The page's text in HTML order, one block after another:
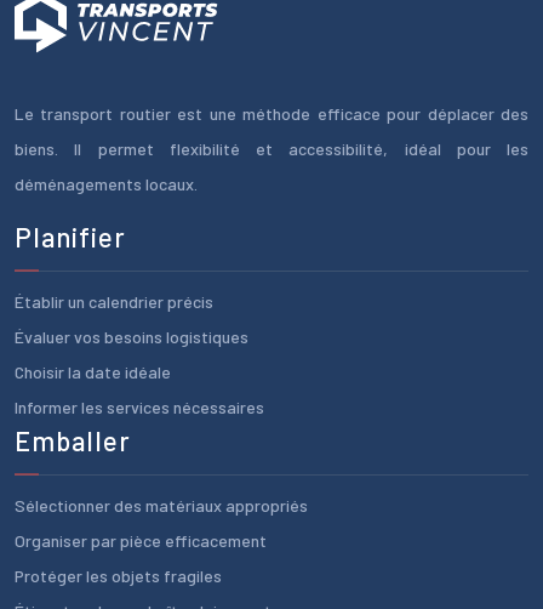
Le transport routier est une méthode efficace pour déplacer des
biens. Il permet flexibilité et accessibilité, idéal pour les
déménagements locaux.
Planifier
Établir un calendrier précis
Évaluer vos besoins logistiques
Choisir la date idéale
Informer les services nécessaires
Emballer
Sélectionner des matériaux appropriés
Organiser par pièce efficacement
Protéger les objets fragiles